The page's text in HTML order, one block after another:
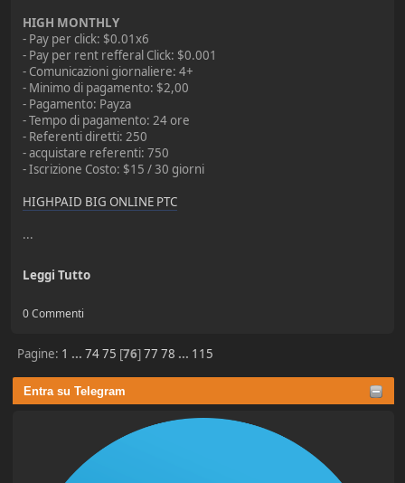
Entra su Telegram
HIGH MONTHLY
- Pay per click: $0.01x6
- Pay per rent refferal Click: $0.001
- Comunicazioni giornaliere: 4+
- Minimo di pagamento: $2,00
- Pagamento: Payza
- Tempo di pagamento: 24 ore
- Referenti diretti: 250
- acquistare referenti: 750
- Iscrizione Costo: $15 / 30 giorni
HIGHPAID BIG ONLINE PTC
...
Leggi Tutto
0 Commenti
Pagine: 1 ... 7475 [76]77 78 ... 115